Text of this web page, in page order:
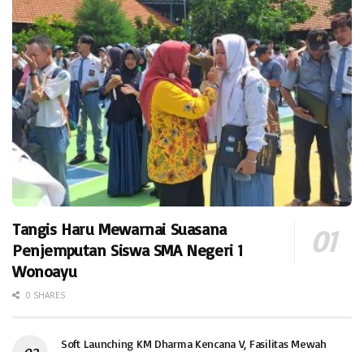
Tangis Haru Mewarnai Suasana
Penjemputan Siswa SMA Negeri 1
Wonoayu
0 SHARES
Soft Launching KM Dharma Kencana V, Fasilitas Mewah